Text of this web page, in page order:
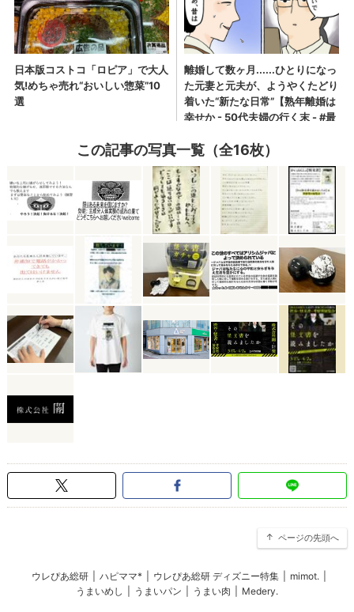
この記事の写真一覧（全16枚）
ページの先頭へ
ウレぴあ総研 ハピママ* ウレぴあ総研 ディズニー特集 mimot.
うまいめし
うまいパン うまい肉 Medery.